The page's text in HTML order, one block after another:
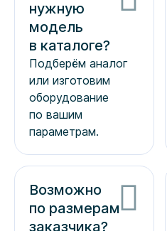
нужную
модель
в каталоге?
Подберём аналог
или изготовим
оборудование
по вашим
параметрам.
Возможно
по размерам
заказчика?